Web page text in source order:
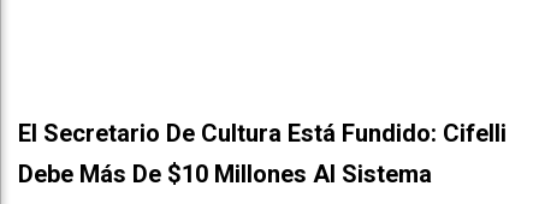
El Secretario De Cultura Está Fundido: Cifelli
Debe Más De $10 Millones Al Sistema